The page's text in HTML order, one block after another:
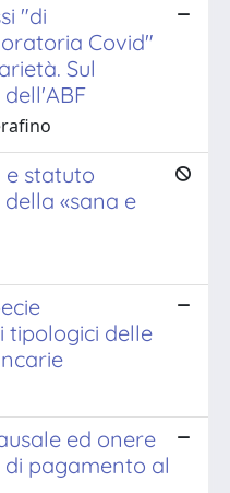
"di
Covid"
Sul
e statuto
«sana e
tipologici delle
ed onere
pagamento al